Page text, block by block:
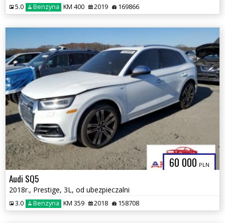
5.0 Benzyna KM 400 2019 169866
60 000 PLN
Audi SQ5
2018r., Prestige, 3L, od ubezpieczalni
3.0 Benzyna KM 359 2018 158708